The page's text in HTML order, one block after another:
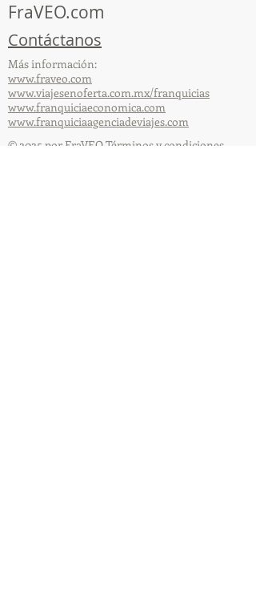
FraVEO.com
Contáctanos
Más información:
www.fraveo.com
www.viajesenoferta.com.mx/franquicias
www.franquiciaeconomica.com
www.franquiciaagenciadeviajes.com
© 2025 por FraVEO Términos y condiciones